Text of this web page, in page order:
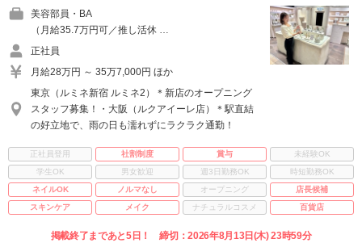
美容部員・BA
（月給35.7万円可／推し活休 …
正社員
月給28万円 ～ 35万7,000円 ほか
東京（ルミネ新宿 ルミネ2）＊新店のオープニング
スタッフ募集！・大阪（ルクアイーレ店）＊駅直結
の好立地で、雨の日も濡れずにラクラク通勤！
正社員登用 社割制度 賞与
未経験OK
学生OK
男女歓迎 週3日勤務OK
時短勤務OK
ネイルOK
ノルマなし オープニング
店長候補
スキンケア
メイク ナチュラルコスメ 百貨店
掲載終了まであと5日！ 締切：2026年8月13日(木) 23時59分